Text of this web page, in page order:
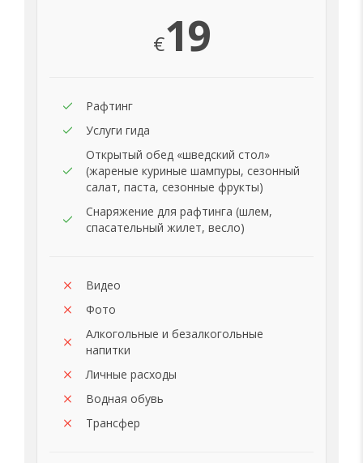
€19
Рафтинг
Услуги гида
Открытый обед «шведский стол»
(жареные куриные шампуры, сезонный
салат, паста, сезонные фрукты)
Снаряжение для рафтинга (шлем,
спасательный жилет, весло)
Видео
Фото
Алкогольные и безалкогольные
напитки
Личные расходы
Водная обувь
Трансфер